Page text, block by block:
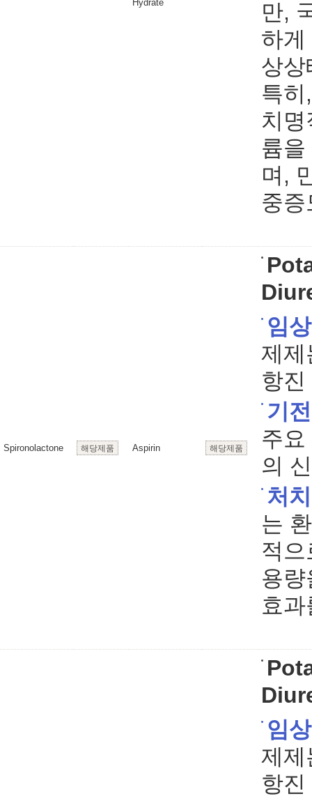
Hydrate
만,
하게
상상
특
치
륨
며,
중
Spironolactone 해당제품 Aspirin 해당제품
임
제제
항
기전
주
의
처치
는
적
용
효
임
제제
항